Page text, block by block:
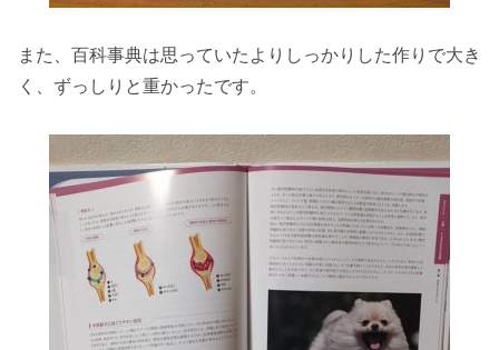
また、百科事典は思っていたよりしっかりした作りで大き
く、ずっしりと重かったです。